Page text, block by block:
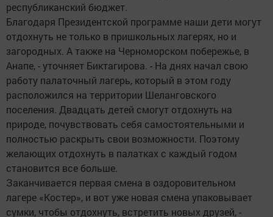
республиканский бюджет.
Благодаря Президентской программе наши дети могут
отдохнуть не только в пришкольных лагерях, но и
загородных. А также на Черноморском побережье, в
Анапе, - уточняет Биктагирова. - На днях начал свою
работу палаточный лагерь, который в этом году
расположился на территории Шеланговского
поселения. Двадцать детей смогут отдохнуть на
природе, почувствовать себя самостоятельными и
полностью раскрыть свои возможности. Поэтому
желающих отдохнуть в палатках с каждый годом
становится все больше.
Заканчивается первая смена в оздоровительном
лагере «Костер», и вот уже новая смена упаковывает
сумки, чтобы отдохнуть, встретить новых друзей, -